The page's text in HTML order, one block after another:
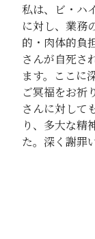
私は、ビ・ハ
に対し、業務
的・肉体的負
さんが自死さ
ます。ここに
ご冥福をお祈
さんに対して
り、多大な精
た。深く謝罪